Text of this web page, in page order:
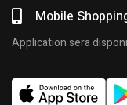
Mobile
Application sera